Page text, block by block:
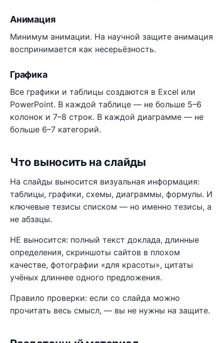
Анимация
Минимум анимации. На научной защите анимация
воспринимается как несерьёзность.
Графика
Все графики и таблицы создаются в Excel или
PowerPoint. В каждой таблице — не больше 5–6
колонок и 7–8 строк. В каждой диаграмме — не
больше 6–7 категорий.
Что выносить на слайды
На слайды выносится визуальная информация:
таблицы, графики, схемы, диаграммы, формулы. И
ключевые тезисы списком — но именно тезисы, а
не абзацы.
НЕ выносится: полный текст доклада, длинные
определения, скриншоты сайтов в плохом
качестве, фотографии «для красоты», цитаты
учёных длиннее одного предложения.
Правило проверки: если со слайда можно
прочитать весь смысл, — вы не нужны на защите.